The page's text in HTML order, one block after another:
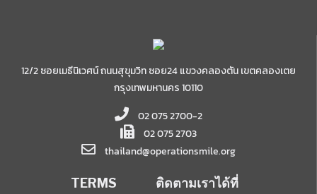
12/2 ซอยเมธีนิเวศน์ ถนนสุขุมวิท ซอย24 แขวงคลองตัน เขตคลองเตย
กรุงเทพมหานคร 10110
02 075 2700-2
02 075 2703
thailand@operationsmile.org
TERMS ติดตามเราได้ที่